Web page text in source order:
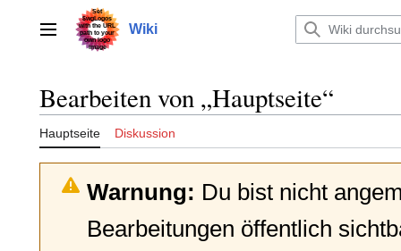
springenHauptmenü Wiki
Bearbeiten von „Hauptseite“
Hauptseite Diskussion
Warnung: Du bist nicht
Bearbeitungen öffentlich